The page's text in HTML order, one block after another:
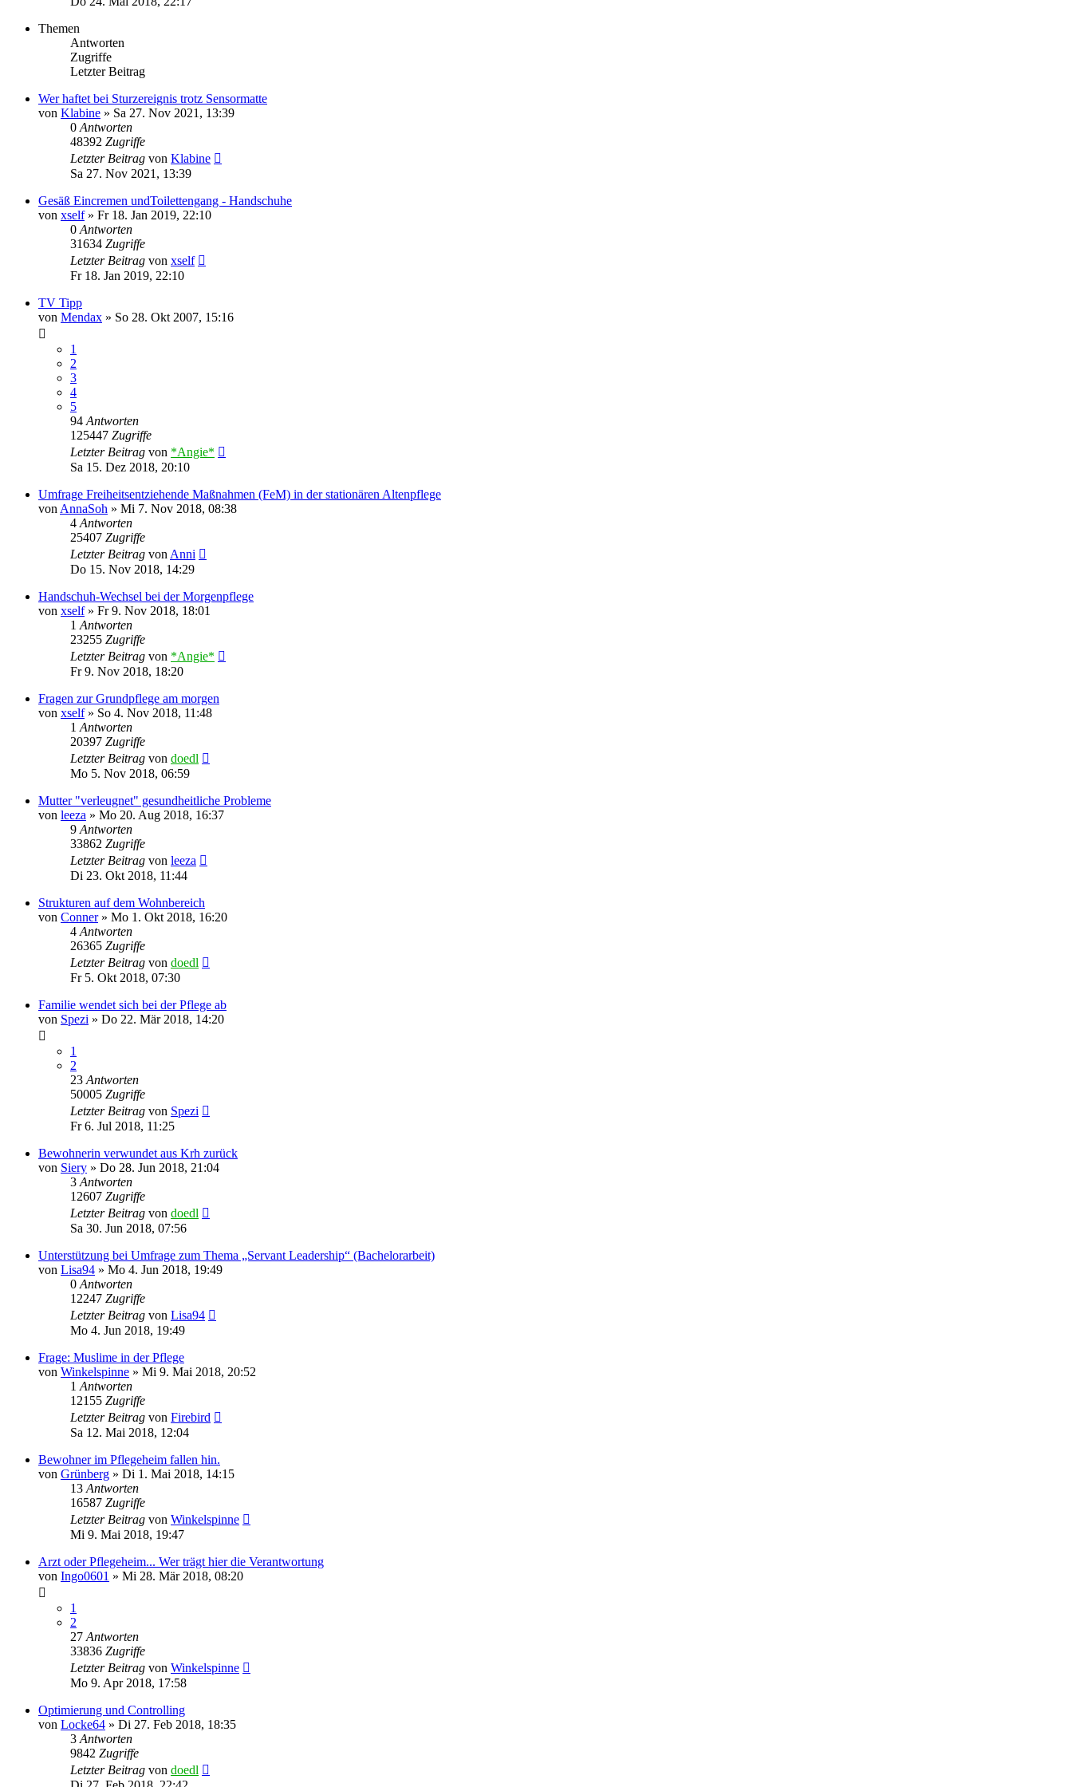
Themen
Antworten
Zugriffe
Letzter Beitrag
Wer haftet bei Sturzereignis trotz Sensormatte
von Klabine » Sa 27. Nov 2021, 13:39
0 Antworten
48392 Zugriffe
Letzter Beitrag von Klabine
Sa 27. Nov 2021, 13:39
Gesäß Eincremen undToilettengang - Handschuhe
von xself» Fr 18. Jan 2019, 22:10
0 Antworten
31634 Zugriffe
Letzter Beitrag von xself
Fr 18. Jan 2019, 22:10
TV Tipp
von Mendax » So 28. Okt 2007, 15:16
1
2
3
4
5
94 Antworten
125447 Zugriffe
Letzter Beitrag von *Angie*
Sa 15. Dez 2018, 20:10
Umfrage Freiheitsentziehende Maßnahmen (FeM) in der stationären Altenpflege
von AnnaSoh » Mi 7. Nov 2018, 08:38
4 Antworten
25407 Zugriffe
Letzter Beitrag von Anni
Do 15. Nov 2018, 14:29
Handschuh-Wechsel bei der Morgenpflege
von xself» Fr 9. Nov 2018, 18:01
1 Antworten
23255 Zugriffe
Letzter Beitrag von *Angie*
Fr 9. Nov 2018, 18:20
Fragen zur Grundpflege am morgen
von xself» So 4. Nov 2018, 11:48
1 Antworten
20397 Zugriffe
Letzter Beitrag von doedl
Mo 5. Nov 2018, 06:59
Mutter "verleugnet" gesundheitliche Probleme
von leeza » Mo 20. Aug 2018, 16:37
9 Antworten
33862 Zugriffe
Letzter Beitrag von leeza
Di 23. Okt 2018, 11:44
Strukturen auf dem Wohnbereich
von Conner» Mo 1. Okt 2018, 16:20
4 Antworten
26365 Zugriffe
Letzter Beitrag von doedl
Fr 5. Okt 2018, 07:30
Familie wendet sich bei der Pflege ab
von Spezi » Do 22. Mär 2018, 14:20
1
2
23 Antworten
50005 Zugriffe
Letzter Beitrag von Spezi
Fr 6. Jul 2018, 11:25
Bewohnerin verwundet aus Krh zurück
von Siery » Do 28. Jun 2018, 21:04
3 Antworten
12607 Zugriffe
Letzter Beitrag von doedl
Sa 30. Jun 2018, 07:56
Unterstützung bei Umfrage zum Thema „Servant Leadership“ (Bachelorarbeit)
von Lisa94 » Mo 4. Jun 2018, 19:49
0 Antworten
12247 Zugriffe
Letzter Beitrag von Lisa94
Mo 4. Jun 2018, 19:49
Frage: Muslime in der Pflege
von Winkelspinne » Mi 9. Mai 2018, 20:52
1 Antworten
12155 Zugriffe
Letzter Beitrag von Firebird
Sa 12. Mai 2018, 12:04
Bewohner im Pflegeheim fallen hin.
von Grünberg » Di 1. Mai 2018, 14:15
13 Antworten
16587 Zugriffe
Letzter Beitrag von Winkelspinne
Mi 9. Mai 2018, 19:47
Arzt oder Pflegeheim... Wer trägt hier die Verantwortung
von Ingo0601 » Mi 28. Mär 2018, 08:20
1
2
27 Antworten
33836 Zugriffe
Letzter Beitrag von Winkelspinne
Mo 9. Apr 2018, 17:58
Optimierung und Controlling
von Locke64 » Di 27. Feb 2018, 18:35
3 Antworten
9842 Zugriffe
Letzter Beitrag von doedl